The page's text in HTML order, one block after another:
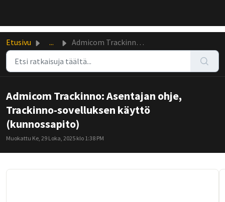
Etusivu ... Admicom Trackinno: Asentajan ohje, Trackinno-sovelluksen ...
Admicom Trackinno: Asentajan ohje,
Trackinno-sovelluksen käyttö
(kunnossapito)
Muokattu Ke, 29 Loka, 2025 klo 1:38 PM